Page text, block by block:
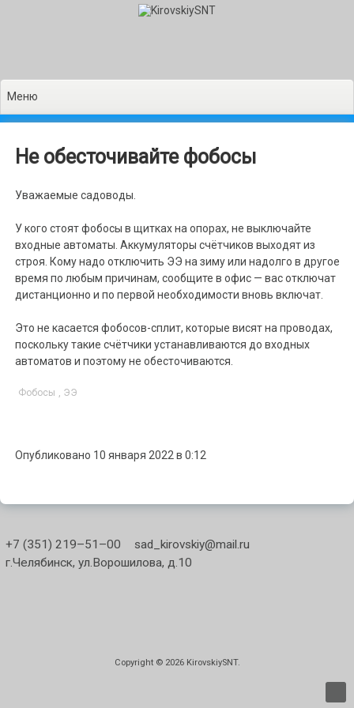
Меню
Не обесточивайте фобосы
Уважаемые садоводы.
У кого стоят фобосы в щитках на опорах, не выключайте
входные автоматы. Аккумуляторы счётчиков выходят из
строя. Кому надо отключить ЭЭ на зиму или надолго в другое
время по любым причинам, сообщите в офис — вас отключат
дистанционно и по первой необходимости вновь включат.
Это не касается фобосов-сплит, которые висят на проводах,
поскольку такие счётчики устанавливаются до входных
автоматов и поэтому не обесточиваются.
Фобосы , ЭЭ
Опубликовано 10 января 2022 в 0:12
+7 (351) 219–51–00
sad_kirovskiy@mail.ru
г.Челябинск, ул.Ворошилова, д.10
Copyright © 2026 KirovskiySNT.